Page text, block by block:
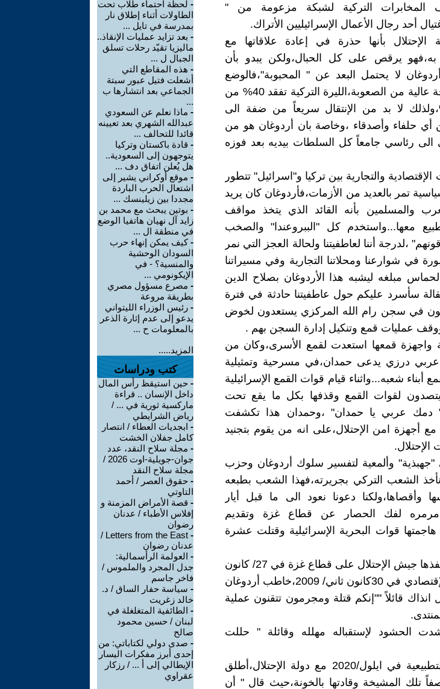
التركية لشبكة مزعومة من "
أحد رجال الأعمال الإسرائيليين الأتراك.
بأنها حذرة في إعادة علاقاتها مع
به،فهو يرقص على كل الحبال،ولكن يبدو بأن
لا يحتمل البعد عن " المحبوبة"،فالوضع
الإقتصادي في تركيا بات على درجة عالية من الصعوبة،الليرة التركية تفقد 40% من
وتضخم يرتفع الى 32 %،ولذلك لا بد من الإنتقال سريعاً من ضفة الى
حلفاء وأصدقاء ،وخاصة بان أردوغان هو من
رئاسي جامعاً كل السلطات بيديه بعد فوزه
والتجارية بين تركيا و"اسرائيل" تتطور
تمر بالعديد من الأزمات،فأردوغان كان يريد
والمسلمين بأنه القائد الذي يتخذ مواقف
معها...واستخدم كل "الببروعندا" والصخب
،لدرجة أننا لعاطفيتنا ولحالة العجز التي نمر
في شوارعنا ومحلاتنا التجارية وفي مسيراتنا
مبلغه ليشبه هذا الأردوغان بصلاح الدين
سأسرد عليكم حول عاطفيتنا حادثة في فترة
في سجن رام الله المركزي يستعدون لخوض
عمليات قمع وتنكيل إدارة السجن بهم .
واجهزة قمعها استعدت لقمع الأسرى،وكان من
عربي درزي يدعى حمدان،في مسرحية وتمثيلية
شعبه...واثناء قيام قوات القمع الإسرائيلية
لقوات القمع وقذفها بكل ما يقع تحت
" دمك عربي يا حمدان" ،وحمدان هذا تكشفت
أجهزة امن الإحتلال،على انه من يقوم بتجنيد
الإحتلال.
"جهبذية" وألمعية لتفسير سلوك أردوغان وحزب
الشعب التركي بجريرته،فهذا الشعب بطبعه
وأقصاها،ولكنا دعونا نعود الى ما قبل أيار
مرمره لفك الحصار عن قطاع غزة وتقديم
هاجمتها قوات البحرية الإسرائيلية وقتلت عشرة
ورداً على العملية العسكرية التي نفذها جيش الإحتلال على قطاع غزة في 27/ كانون
أول/2008 ،في منتدى "دافوس" الإقتصادي في 30كانون ثاني/ 2009،خاطب أردوغان
قائلاً ""إنكم قتلة ومجرمون تتقنون عملية
الحشود لإستقباله مهلله وقائلة " حللت
عندما وقعت الإمارات اتفاقيتها التطبيعية في ايلول/2020 مع دولة الإحتلال،أطلق
تلك المشيخة وقادتها بالخونة،حيث قال " أن
- لحظة احتماء طلاب تحت
الطاولات أثناء إطلاق نار
بمدرسة في تايل ...
- بعد تزايد عمليات الإنقاذ..
ماليزيا تقيّد رحلات تسلق
الجبال ل ...
- هذه المقاطع التي
أشعلت فتيل عبور سبتة
الجماعي بعد انتشارها ب
...
- ماذا نعلم عن السعودي
عبدالله الشهري بعد تعيينه
قائدا للتحالف ...
- قادة باكستان وتركيا
يتوجهون إلى السعودية..
هل يُعلن اتفاق دف ...
- موقع أوكراني يشير إلى
اشتعال الحرب الباردة
مجددا بين زيلينسك ...
- بوتين يبحث مع محمد بن
زايد آل نهيان هاتفيا الوضع
في منطقة ال ...
-كيف يمكن إنهاء حرب
السودان الوحشية
والمنسية؟ - في
الإيكونومي ...
- مصرع مسؤول مصري
بطريقة مروعة
- رئيس الوزراء الليتواني
يدعو إلى عدم إثارة الذعر
بالمعلومات ح ...
المزيد.....
كتب ودراسات
- حين استيقظ رأس المال
داخل الإنسان .. قراءة
ماركسية ثورية في ... /
رياض الشرايطي
- ابجديات العطاء / انتصار
كامل جفلان الخشت
- مجلة سلاح النقد، عدد
جوان-جويلية-اوت 2026 /
مجلة سلاح النقد
- حقوق العصر / أحمد
التاوتي
- قصة الأمراض المزمنة و
إفلاس الأطباء / عدنان
رضوان
-
Letters from the East /
عدنان رضوان
- العولمة الرأسمالية:
جدل المجرد والملموس /
فاخر جاسم
- سياسة حفار الساق / د.
خالد زغريت
- الطائفية المتغلغلة في
لبنان / حسين محمود
صالح
- صدى دولي لكتاباتي: من
إحدى أبرز مفكرات اليسار
الإيطالي إلى أ ... / رزكار
عقراوي